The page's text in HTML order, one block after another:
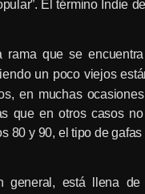
El término Indie
rama que se
un poco viejos
en muchas
que en otros casos
80 y 90, el tipo de
está llena de